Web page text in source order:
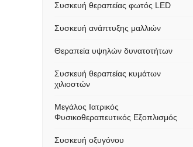
Συσκευή θεραπείας φωτός LED
Συσκευή ανάπτυξης μαλλιών
Θεραπεία υψηλών δυνατοτήτων
Συσκευή θεραπείας κυμάτων
χιλιοστών
Μεγάλος Ιατρικός
Φυσικοθεραπευτικός Εξοπλισμός
Συσκευή οξυγόνου